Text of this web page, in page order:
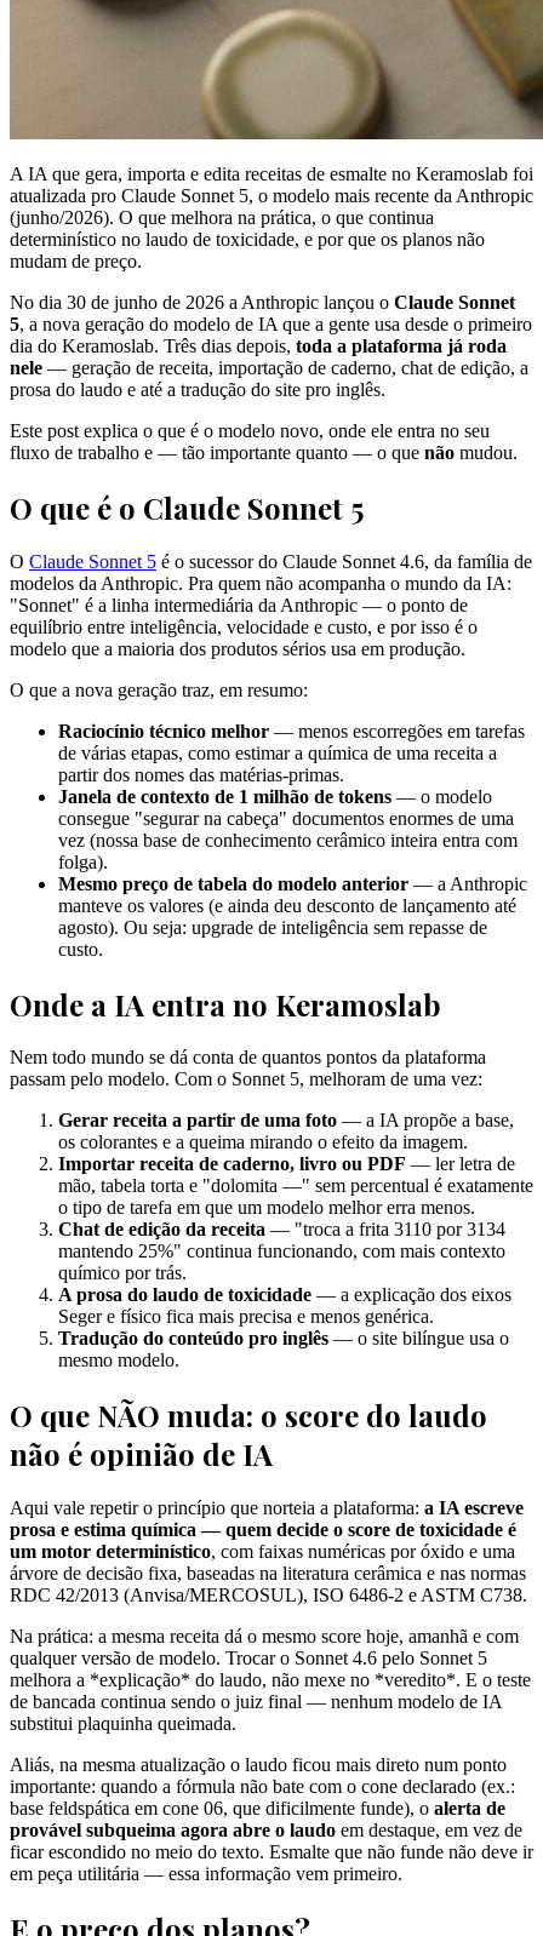
A IA que gera, importa e edita receitas de esmalte no Keramoslab foi
atualizada pro Claude Sonnet 5, o modelo mais recente da Anthropic
(junho/2026). O que melhora na prática, o que continua
determinístico no laudo de toxicidade, e por que os planos não
mudam de preço.
No dia 30 de junho de 2026 a Anthropic lançou o Claude Sonnet
5, a nova geração do modelo de IA que a gente usa desde o primeiro
dia do Keramoslab. Três dias depois, toda a plataforma já roda
nele — geração de receita, importação de caderno, chat de edição, a
prosa do laudo e até a tradução do site pro inglês.
Este post explica o que é o modelo novo, onde ele entra no seu
fluxo de trabalho e — tão importante quanto — o que não mudou.
O que é o Claude Sonnet 5
O Claude Sonnet 5 é o sucessor do Claude Sonnet 4.6, da família de
modelos da Anthropic. Pra quem não acompanha o mundo da IA:
"Sonnet" é a linha intermediária da Anthropic — o ponto de
equilíbrio entre inteligência, velocidade e custo, e por isso é o
modelo que a maioria dos produtos sérios usa em produção.
O que a nova geração traz, em resumo:
Raciocínio técnico melhor — menos escorregões em tarefas
de várias etapas, como estimar a química de uma receita a
partir dos nomes das matérias-primas.
Janela de contexto de 1 milhão de tokens — o modelo
consegue "segurar na cabeça" documentos enormes de uma
vez (nossa base de conhecimento cerâmico inteira entra com
folga).
Mesmo preço de tabela do modelo anterior — a Anthropic
manteve os valores (e ainda deu desconto de lançamento até
agosto). Ou seja: upgrade de inteligência sem repasse de
custo.
Onde a IA entra no Keramoslab
Nem todo mundo se dá conta de quantos pontos da plataforma
passam pelo modelo. Com o Sonnet 5, melhoram de uma vez:
Gerar receita a partir de uma foto — a IA propõe a base,
os colorantes e a queima mirando o efeito da imagem.
Importar receita de caderno, livro ou PDF — ler letra de
mão, tabela torta e "dolomita —" sem percentual é exatamente
o tipo de tarefa em que um modelo melhor erra menos.
Chat de edição da receita — "troca a frita 3110 por 3134
mantendo 25%" continua funcionando, com mais contexto
químico por trás.
A prosa do laudo de toxicidade — a explicação dos eixos
Seger e físico fica mais precisa e menos genérica.
Tradução do conteúdo pro inglês — o site bilíngue usa o
mesmo modelo.
O que NÃO muda: o score do laudo
não é opinião de IA
Aqui vale repetir o princípio que norteia a plataforma: a IA escreve
prosa e estima química — quem decide o score de toxicidade é
um motor determinístico, com faixas numéricas por óxido e uma
árvore de decisão fixa, baseadas na literatura cerâmica e nas normas
RDC 42/2013 (Anvisa/MERCOSUL), ISO 6486-2 e ASTM C738.
Na prática: a mesma receita dá o mesmo score hoje, amanhã e com
qualquer versão de modelo. Trocar o Sonnet 4.6 pelo Sonnet 5
melhora a *explicação* do laudo, não mexe no *veredito*. E o teste
de bancada continua sendo o juiz final — nenhum modelo de IA
substitui plaquinha queimada.
Aliás, na mesma atualização o laudo ficou mais direto num ponto
importante: quando a fórmula não bate com o cone declarado (ex.:
base feldspática em cone 06, que dificilmente funde), o alerta de
provável subqueima agora abre o laudo em destaque, em vez de
ficar escondido no meio do texto. Esmalte que não funde não deve ir
em peça utilitária — essa informação vem primeiro.